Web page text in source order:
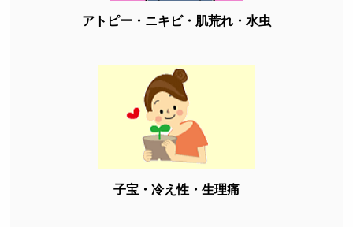
アトピー・ニキビ・肌荒れ・水虫
子宝・冷え性・生理痛